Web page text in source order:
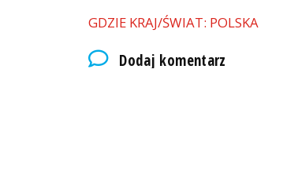
GDZIE KRAJ/ŚWIAT: POLSKA
Dodaj komentarz